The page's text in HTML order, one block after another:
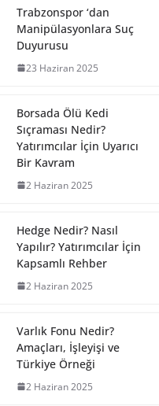
Trabzonspor ‘dan
Manipülasyonlara Suç
Duyurusu
23 Haziran 2025
Borsada Ölü Kedi
Sıçraması Nedir?
Yatırımcılar İçin Uyarıcı
Bir Kavram
2 Haziran 2025
Hedge Nedir? Nasıl
Yapılır? Yatırımcılar İçin
Kapsamlı Rehber
2 Haziran 2025
Varlık Fonu Nedir?
Amaçları, İşleyişi ve
Türkiye Örneği
2 Haziran 2025